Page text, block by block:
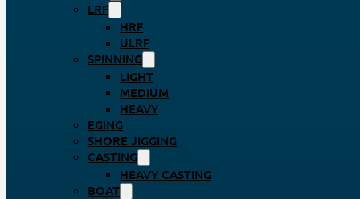
LRF
HRF
ULRF
SPINNING
LIGHT
MEDIUM
HEAVY
EGING
SHORE JIGGING
CASTING
HEAVY CASTING
BOAT